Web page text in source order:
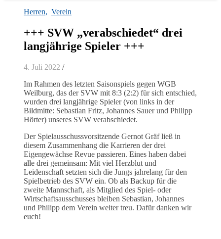
Herren, Verein
+++ SVW „verabschiedet“ drei
langjährige Spieler +++
4. Juli 2022 /
Im Rahmen des letzten Saisonspiels gegen WGB
Weilburg, das der SVW mit 8:3 (2:2) für sich entschied,
wurden drei langjährige Spieler (von links in der
Bildmitte: Sebastian Fritz, Johannes Sauer und Philipp
Hörter) unseres SVW verabschiedet.
Der Spielausschussvorsitzende Gernot Gräf ließ in
diesem Zusammenhang die Karrieren der drei
Eigengewächse Revue passieren. Eines haben dabei
alle drei gemeinsam: Mit viel Herzblut und
Leidenschaft setzten sich die Jungs jahrelang für den
Spielbetrieb des SVW ein. Ob als Backup für die
zweite Mannschaft, als Mitglied des Spiel- oder
Wirtschaftsausschusses bleiben Sebastian, Johannes
und Philipp dem Verein weiter treu. Dafür danken wir
euch!